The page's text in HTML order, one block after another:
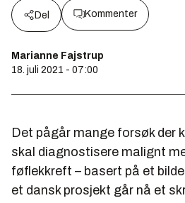
Del Kommenter
Marianne Fajstrup
18. juli 2021 - 07:00
Det pågår mange forsøk der
skal diagnostisere malignt
føflekkreft – basert på et
et dansk prosjekt går nå et